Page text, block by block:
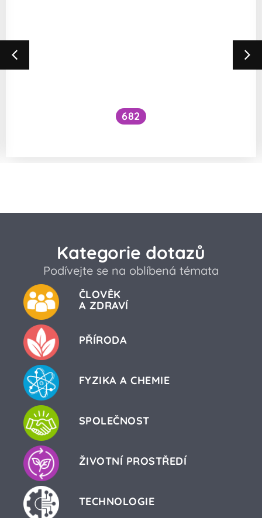
682
Kategorie dotazů
Podívejte se na oblíbená témata
ČLOVĚK
A ZDRAVÍ
PŘÍRODA
FYZIKA A CHEMIE
SPOLEČNOST
ŽIVOTNÍ PROSTŘEDÍ
TECHNOLOGIE